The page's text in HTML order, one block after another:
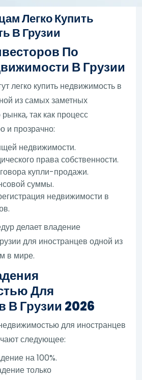
Легко Купить
В Грузии
По
В Грузии
легко купить недвижимость в
из самых заметных
так как процесс
и прозрачно:
недвижимости.
права собственности.
купли-продажи.
суммы.
недвижимости в
делает владение
для иностранцев одной из
в мире.
Для
В Грузии 2026
для иностранцев
следующее:
на 100%.
только